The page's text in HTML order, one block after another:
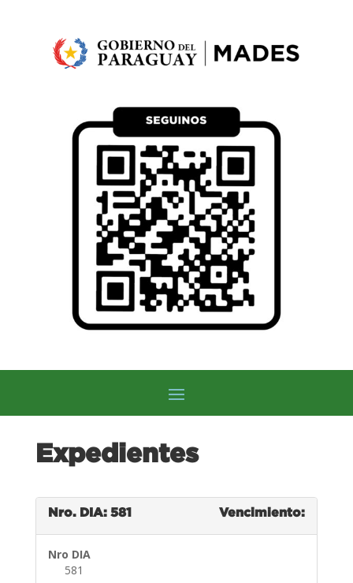
Expedientes
Nro. DIA: 581 Vencimiento:
Nro DIA
581